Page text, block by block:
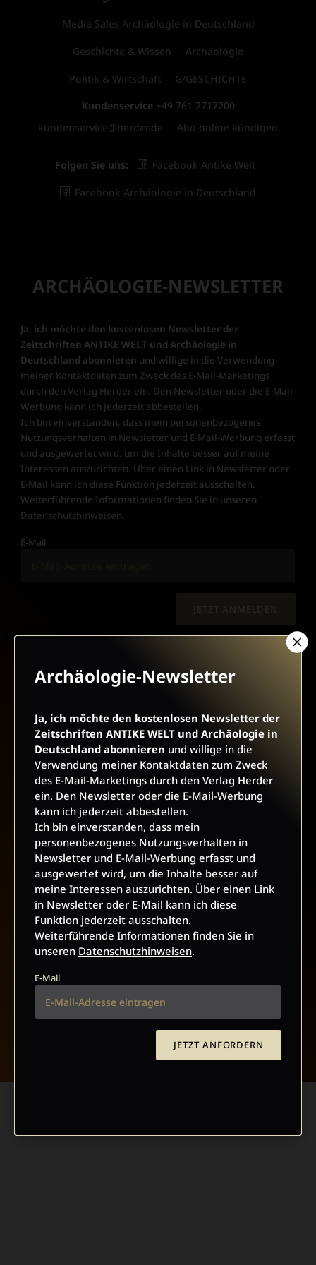
Media Sales Archäologie in Deutschland
Geschichte & Wissen Archäologie
Politik & Wirtschaft G/GESCHICHTE
Kundenservice +49 761 2717200
kundenservice@herder.de
Abo online kündigen
Folgen Sie uns: Facebook Antike Welt
Facebook Archäologie in Deutschland
ARCHÄOLOGIE-NEWSLETTER
Ja, ich möchte den kostenlosen Newsletter der
Zeitschriften ANTIKE WELT und Archäologie in
Deutschland abonnieren und willige in die Verwendung
meiner Kontaktdaten zum Zweck des E-Mail-Marketings
durch den Verlag Herder ein. Den Newsletter oder die E-Mail-
Werbung kann ich jederzeit abbestellen.
Ich bin einverstanden, dass mein personenbezogenes
Nutzungsverhalten in Newsletter und E-Mail-Werbung erfasst
und ausgewertet wird, um die Inhalte besser auf meine
Interessen auszurichten. Über einen Link in Newsletter oder
E-Mail kann ich diese Funktion jederzeit ausschalten.
Weiterführende Informationen finden Sie in unseren
Datenschutzhinweisen.
E-Mail
JETZT ANMELDEN
AGB UND WIDERRUFSBELEHRUNG DATENSCHUTZ
BARRIEREFREIHEIT IMPRESSUM
VERTRAG WIDERRUFEN
ABO ONLINE KÜNDIGEN
Archäologie-Newsletter
Ja, ich möchte den kostenlosen Newsletter der
Zeitschriften ANTIKE WELT und Archäologie in
Deutschland abonnieren und willige in die
Verwendung meiner Kontaktdaten zum Zweck
des E-Mail-Marketings durch den Verlag Herder
ein. Den Newsletter oder die E-Mail-Werbung
kann ich jederzeit abbestellen.
Ich bin einverstanden, dass mein
personenbezogenes Nutzungsverhalten in
Newsletter und E-Mail-Werbung erfasst und
ausgewertet wird, um die Inhalte besser auf
meine Interessen auszurichten. Über einen Link
in Newsletter oder E-Mail kann ich diese
Funktion jederzeit ausschalten.
Weiterführende Informationen finden Sie in
unseren Datenschutzhinweisen.
E-Mail
JETZT ANFORDERN